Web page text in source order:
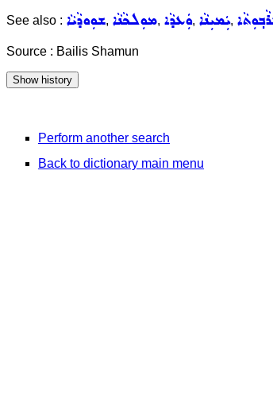
See also : ܫܘܼܘܕܵܝܵܐ, ܡܘܼܠܟܵܢܵܐ, ܘܲܥܕܵܐ, ܝܲܡܝܼܢܵܐ,
Source : Bailis Shamun
Perform another search
Back to dictionary main menu